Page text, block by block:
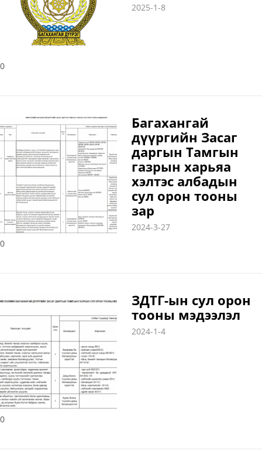
2025-1-8
0
Багахангай
дүүргийн Засаг
даргын Тамгын
газрын харьяа
хэлтэс албадын
сул орон тооны
зар
2024-3-27
0
ЗДТГ-ын сул орон
тооны мэдээлэл
2024-1-4
0